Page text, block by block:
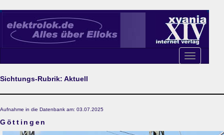
Toggle
navigation
Sichtungs-Rubrik: Aktuell
Aufnahme in die Datenbank am: 03.07.2025
Göttingen